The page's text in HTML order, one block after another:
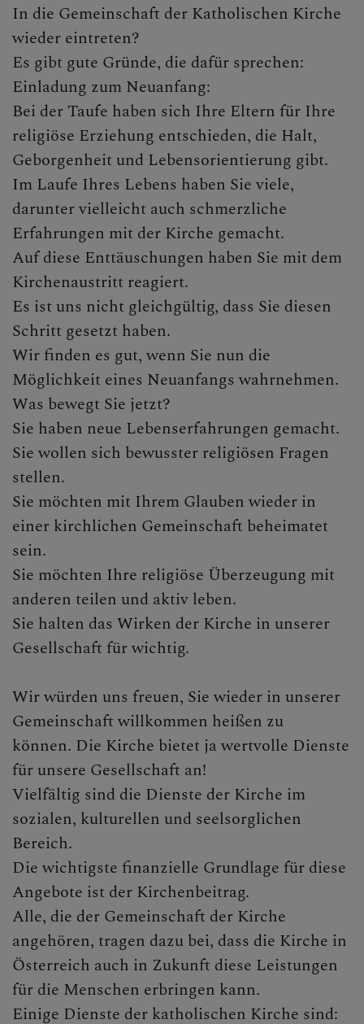
Sakramente Allgemein
Taufe
Erstkommunion
Krankenkommunion
Firmung
Ehe
Beichte
Krankensalbung
Weihe
Begräbnis
Haus- und Wohnungssegnung
Wiederaufnahme in die Kirche
In die Gemeinschaft der Katholischen Kirche
wieder eintreten?
Es gibt gute Gründe, die dafür sprechen:
Einladung zum Neuanfang:
Bei der Taufe haben sich Ihre Eltern für Ihre
religiöse Erziehung entschieden, die Halt,
Geborgenheit und Lebensorientierung gibt.
Im Laufe Ihres Lebens haben Sie viele,
darunter vielleicht auch schmerzliche
Erfahrungen mit der Kirche gemacht.
Auf diese Enttäuschungen haben Sie mit dem
Kirchenaustritt reagiert.
Es ist uns nicht gleichgültig, dass Sie diesen
Schritt gesetzt haben.
Wir finden es gut, wenn Sie nun die
Möglichkeit eines Neuanfangs wahrnehmen.
Was bewegt Sie jetzt?
Sie haben neue Lebenserfahrungen gemacht.
Sie wollen sich bewusster religiösen Fragen
stellen.
Sie möchten mit Ihrem Glauben wieder in
einer kirchlichen Gemeinschaft beheimatet
sein.
Sie möchten Ihre religiöse Überzeugung mit
anderen teilen und aktiv leben.
Sie halten das Wirken der Kirche in unserer
Gesellschaft für wichtig.
Wir würden uns freuen, Sie wieder in unserer
Gemeinschaft willkommen heißen zu
können. Die Kirche bietet ja wertvolle Dienste
für unsere Gesellschaft an!
Vielfältig sind die Dienste der Kirche im
sozialen, kulturellen und seelsorglichen
Bereich.
Die wichtigste finanzielle Grundlage für diese
Angebote ist der Kirchenbeitrag.
Alle, die der Gemeinschaft der Kirche
angehören, tragen dazu bei, dass die Kirche in
Österreich auch in Zukunft diese Leistungen
für die Menschen erbringen kann.
Einige Dienste der katholischen Kirche sind: